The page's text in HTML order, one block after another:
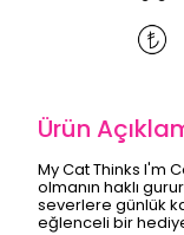
Ürün
My Cat Thinks I'm
olmanın haklı
severlere günlük
eğlenceli bir